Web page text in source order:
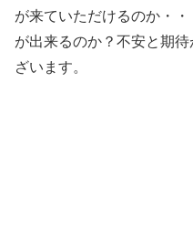
が来ていただけるのか・
が出来るのか？不安と期
ざいます。